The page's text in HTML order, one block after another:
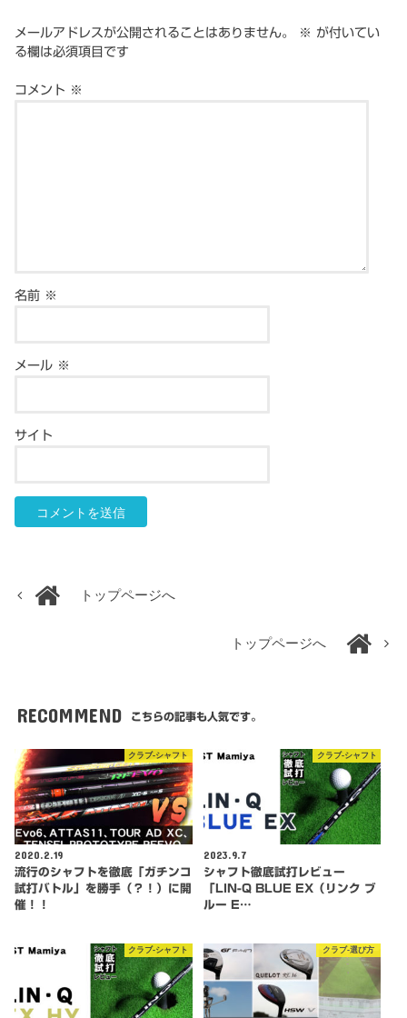
メールアドレスが公開されることはありません。 ※ が付いてい
る欄は必須項目です
コメント ※
名前 ※
メール ※
サイト
トップページへ
トップページへ
RECOMMEND こちらの記事も人気です。
クラブ-シャフト
2020.2.19
流行のシャフトを徹底「ガチンコ
試打バトル」を勝手（？！）に開
催！！
クラブ-シャフト
2023.9.7
シャフト徹底試打レビュー
「LIN-Q BLUE EX（リンク ブ
ルー E…
クラブ-シャフト クラブ-選び方